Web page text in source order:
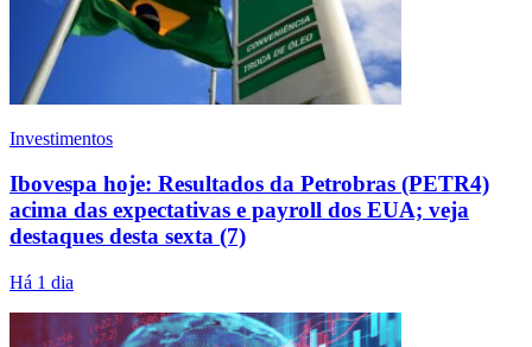
Investimentos
Ibovespa hoje: Resultados da Petrobras (PETR4)
acima das expectativas e payroll dos EUA; veja
destaques desta sexta (7)
Há 1 dia